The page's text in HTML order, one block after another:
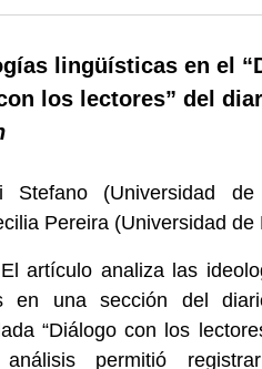
lingüísticas en el
los lectores” del
Stefano (Universidad
Pereira (Universidad de
El artículo analiza las
en una sección del
“Diálogo con los
permitió registrar